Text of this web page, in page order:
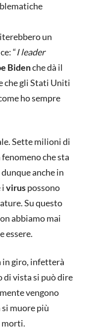
un
“I leader
Bidenche dà il
che gli Stati Uniti
ho sempre
Sette milioni di
che sta
anche in
iviruspossono
Su questo
abbiamo mai
essere.
in giro, infetterà
di vista si può dire
vengono
si muore più
morti.